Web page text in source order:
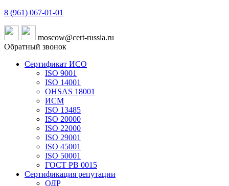
8 (961) 067-01-01
moscow@cert-russia.ru
Обратный звонок
Сертификат ИСО
ISO 9001
ISO 14001
OHSAS 18001
ИСМ
ISO 13485
ISO 20000
ISO 22000
ISO 29001
ISO 45001
ISO 50001
ГОСТ РВ 0015
Сертификация репутации
ОДР